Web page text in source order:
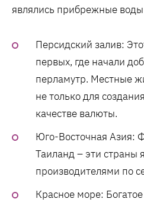
являлись прибрежные
Персидский залив:
первых, где начали
перламутр. Местные
не только для
качестве валюты.
Юго-Восточная Азия:
Таиланд – эти страны
производителями по
Красное море: